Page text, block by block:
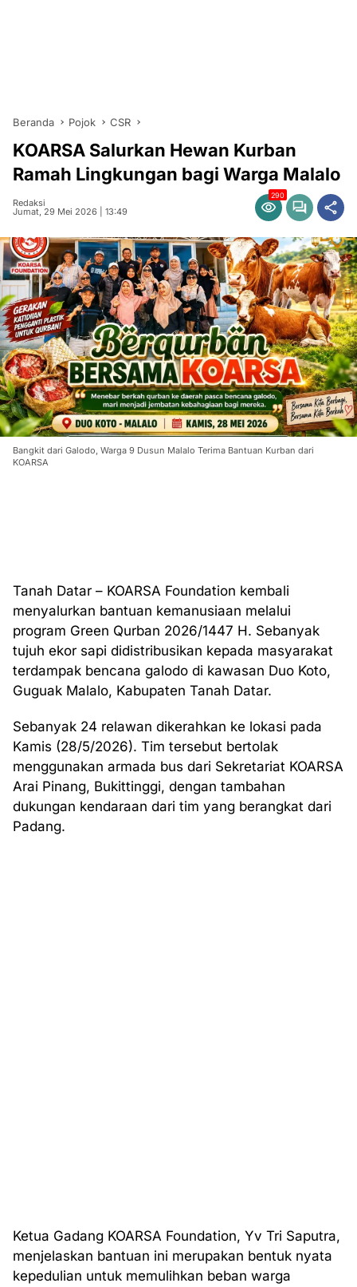
Beranda Pojok CSR
KOARSA Salurkan Hewan Kurban
Ramah Lingkungan bagi Warga Malalo
Redaksi
Jumat, 29 Mei 2026 | 13:49
290
Bangkit dari Galodo, Warga 9 Dusun Malalo Terima Bantuan Kurban dari
KOARSA
Tanah Datar – KOARSA Foundation kembali
menyalurkan bantuan kemanusiaan melalui
program Green Qurban 2026/1447 H. Sebanyak
tujuh ekor sapi didistribusikan kepada masyarakat
terdampak bencana galodo di kawasan Duo Koto,
Guguak Malalo, Kabupaten Tanah Datar.
Sebanyak 24 relawan dikerahkan ke lokasi pada
Kamis (28/5/2026). Tim tersebut bertolak
menggunakan armada bus dari Sekretariat KOARSA
Arai Pinang, Bukittinggi, dengan tambahan
dukungan kendaraan dari tim yang berangkat dari
Padang.
Ketua Gadang KOARSA Foundation, Yv Tri Saputra,
menjelaskan bantuan ini merupakan bentuk nyata
kepedulian untuk memulihkan beban warga